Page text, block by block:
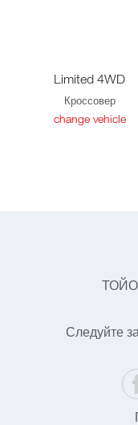
Limited 4WD
Кроссовер
change vehicle
Следуйте